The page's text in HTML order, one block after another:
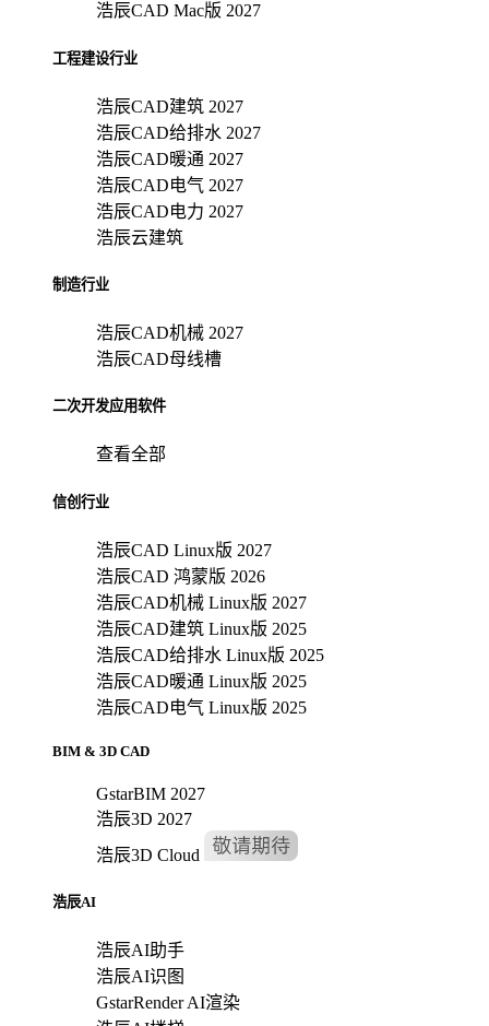
浩辰CAD Mac版 2027
工程建设行业
浩辰CAD建筑 2027
浩辰CAD给排水 2027
浩辰CAD暖通 2027
浩辰CAD电气 2027
浩辰CAD电力 2027
浩辰云建筑
制造行业
浩辰CAD机械 2027
浩辰CAD母线槽
二次开发应用软件
查看全部
信创行业
浩辰CAD Linux版 2027
浩辰CAD 鸿蒙版 2026
浩辰CAD机械 Linux版 2027
浩辰CAD建筑 Linux版 2025
浩辰CAD给排水 Linux版 2025
浩辰CAD暖通 Linux版 2025
浩辰CAD电气 Linux版 2025
BIM & 3D CAD
GstarBIM 2027
浩辰3D 2027
浩辰3D Cloud
浩辰AI
浩辰AI助手
浩辰AI识图
GstarRender AI渲染